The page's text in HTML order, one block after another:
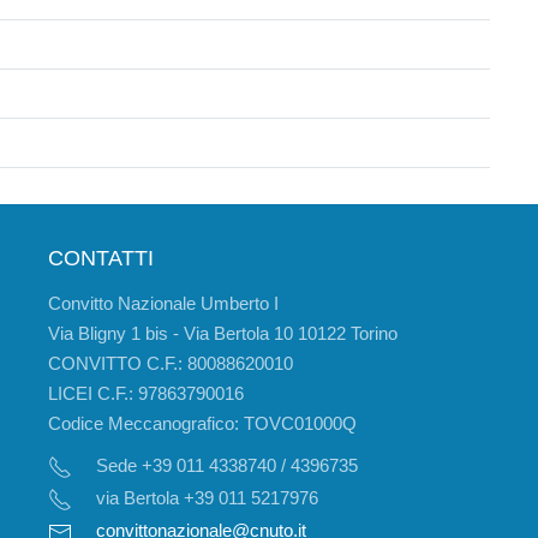
CONTATTI
Convitto Nazionale Umberto I
Via Bligny 1 bis - Via Bertola 10 10122 Torino
CONVITTO C.F.: 80088620010
LICEI C.F.: 97863790016
Codice Meccanografico: TOVC01000Q
Sede +39 011 4338740 / 4396735
via Bertola +39 011 5217976
convittonazionale@cnuto.it